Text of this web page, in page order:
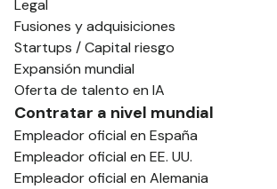
Legal
Fusiones y adquisiciones
Startups / Capital riesgo
Expansión mundial
Oferta de talento en IA
Contratar a nivel mundial
Empleador oficial en España
Empleador oficial en EE. UU.
Empleador oficial en Alemania